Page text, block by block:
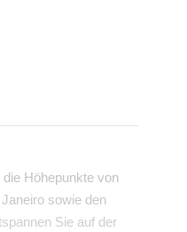
Höhepunkte von
sowie den
Sie auf der